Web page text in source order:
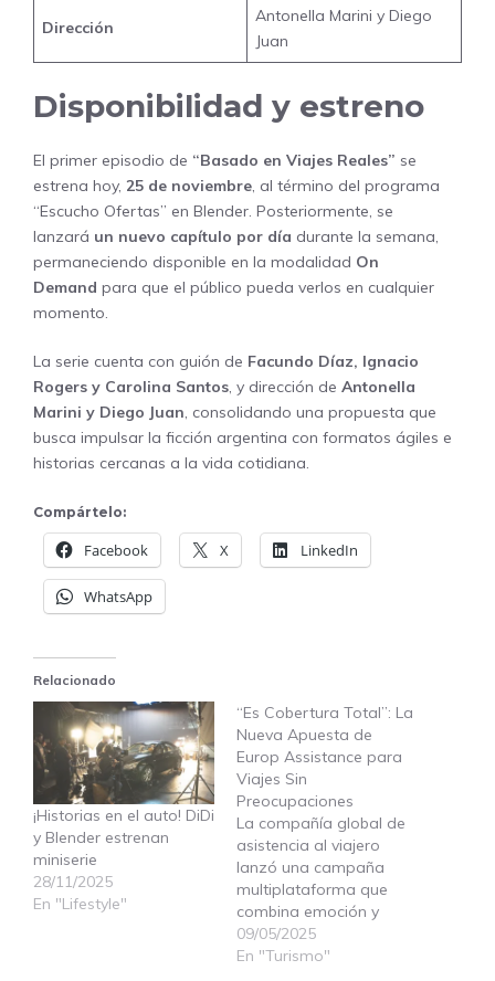
Dirección
Antonella Marini y Diego
Juan
Disponibilidad y estreno
El primer episodio de “Basado en Viajes Reales” se
estrena hoy, 25 de noviembre, al término del programa
“Escucho Ofertas” en Blender. Posteriormente, se
lanzará un nuevo capítulo por día durante la semana,
permaneciendo disponible en la modalidad On
Demand para que el público pueda verlos en cualquier
momento.
La serie cuenta con guión de Facundo Díaz, Ignacio
Rogers y Carolina Santos, y dirección de Antonella
Marini y Diego Juan, consolidando una propuesta que
busca impulsar la ficción argentina con formatos ágiles e
historias cercanas a la vida cotidiana.
Compártelo:
Facebook X LinkedIn
WhatsApp
Relacionado
¡Historias en el auto! DiDi
y Blender estrenan
miniserie
28/11/2025
En "Lifestyle"
“Es Cobertura Total”: La
Nueva Apuesta de
Europ Assistance para
Viajes Sin
Preocupaciones
La compañía global de
asistencia al viajero
lanzó una campaña
multiplataforma que
combina emoción y
prevención, destacando
la necesidad de
09/05/2025
En "Turismo"